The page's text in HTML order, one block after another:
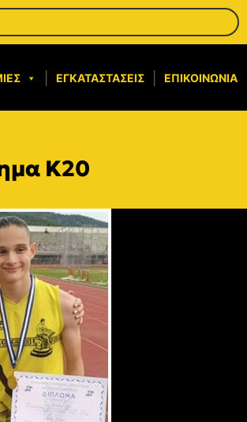
ΕΓΚΑΤΑΣΤΆΣΕΙΣ ΕΠΙΚΟΙΝΩΝΊΑ
Κ20